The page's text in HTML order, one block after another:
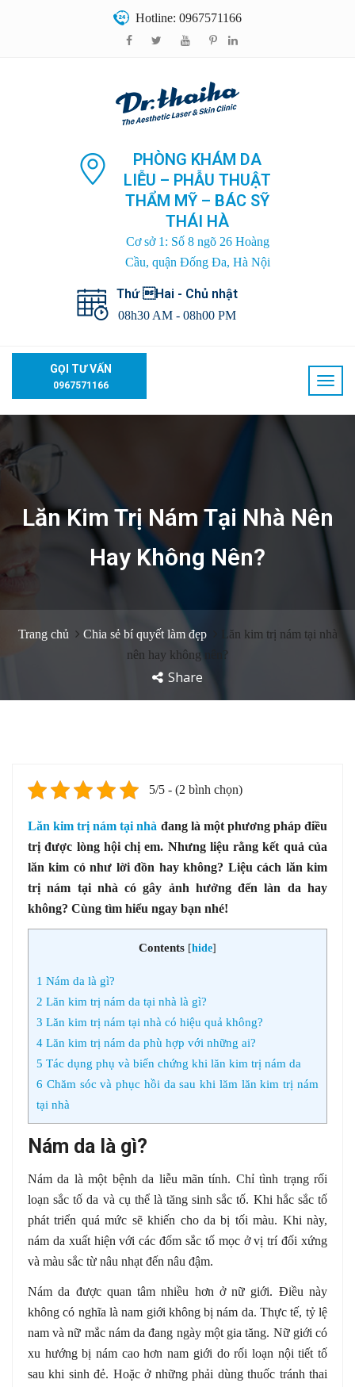
Hotline: 0967571166
PHÒNG KHÁM DA
LIỄU – PHẪU THUẬT
THẨM MỸ – BÁC SỸ
THÁI HÀ
Cơ sở 1: Số 8 ngõ 26 Hoàng
Cầu, quận Đống Đa, Hà Nội
Thứ Hai - Chủ nhật
08h30 AM - 08h00 PM
GỌI TƯ VẤN
0967571166
Lăn Kim Trị Nám Tại Nhà Nên
Hay Không Nên?
Trang chủ Chia sẻ bí quyết làm đẹp
Lăn kim trị nám tại nhà
nên hay không nên?
Share
5/5 - (2 bình chọn)
Lăn kim trị nám tại nhà đang là một phương pháp điều
trị được lòng hội chị em. Nhưng liệu rằng kết quả của
lăn kim có như lời đồn hay không? Liệu cách lăn kim
trị nám tại nhà có gây ảnh hưởng đến làn da hay
không? Cùng tìm hiểu ngay bạn nhé!
Contents [hide]
1 Nám da là gì?
2 Lăn kim trị nám da tại nhà là gì?
3 Lăn kim trị nám tại nhà có hiệu quả không?
4 Lăn kim trị nám da phù hợp với những ai?
5 Tác dụng phụ và biến chứng khi lăn kim trị nám da
6 Chăm sóc và phục hồi da sau khi lăm lăn kim trị nám
tại nhà
Nám da là gì?
Nám da là một bệnh da liễu mãn tính. Chỉ tình trạng rối
loạn sắc tố da và cụ thể là tăng sinh sắc tố. Khi hắc sắc tố
phát triển quá mức sẽ khiến cho da bị tối màu. Khi này,
nám da xuất hiện với các đốm sắc tố mọc ở vị trí đối xứng
và màu sắc từ nâu nhạt đến nâu đậm.
Nám da được quan tâm nhiều hơn ở nữ giới. Điều này
không có nghĩa là nam giới không bị nám da. Thực tế, tỷ lệ
nam và nữ mắc nám da đang ngày một gia tăng. Nữ giới có
xu hướng bị nám cao hơn nam giới do rối loạn nội tiết tố
sau khi sinh đẻ. Hoặc ở những phải dùng thuốc tránh thai